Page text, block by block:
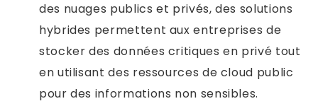
des nuages ​​publics et privés, des solutions
hybrides permettent aux entreprises de
stocker des données critiques en privé tout
en utilisant des ressources de cloud public
pour des informations non sensibles.